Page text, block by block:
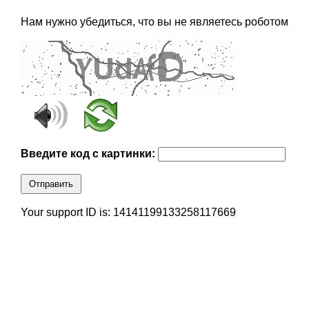
Нам нужно убедиться, что вы не являетесь роботом
Введите код с картинки:
Отправить
Your support ID is: 14141199133258117669